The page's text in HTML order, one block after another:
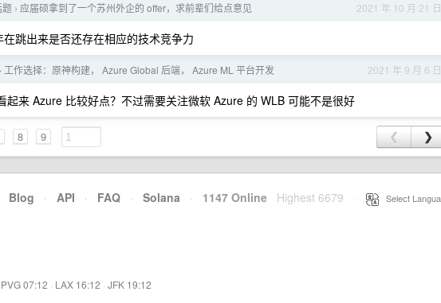
2021 年 10 月 21 日
题 › 应届硕拿到了一个苏州外企的 offer，求前辈们给点意见
跳出来是否还存在相应的技术竞争力
2021 年 9 月 6 日
› 工作选择：原神构建， Azure Global 后端， Azure ML 平台开发
起来 Azure 比较好点？不过需要关注微软 Azure 的 WLB 可能不是很好
8 9 ❮ ❯
Blog · API · FAQ · Solana · 1147 Online Highest 6679 Select
PVG 07:12 · LAX 16:12 · JFK 19:12